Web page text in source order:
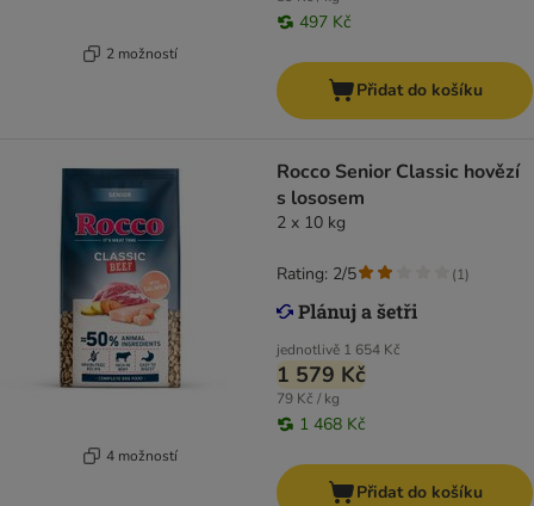
2 možností
497 Kč
Přidat do košíku
4 možností
Rocco Senior Classic hovězí
s lososem
2 x 10 kg
jednotlivě 1 654 Kč
1 579 Kč
79 Kč / kg
1 468 Kč
Rating: 2/5 (1)
Přidat do košíku